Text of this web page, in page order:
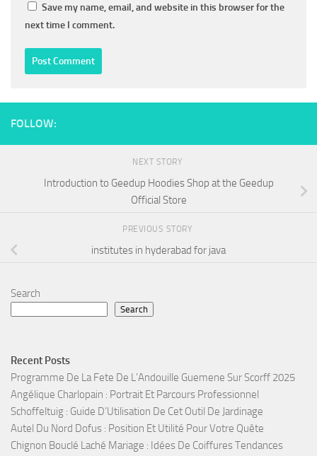
Save my name, email, and website in this browser for the
next time I comment.
FOLLOW:
NEXT STORY
Introduction to Geedup Hoodies Shop at the Geedup
Official Store
PREVIOUS STORY
institutes in hyderabad for java
Search
Search
Recent Posts
Programme De La Fete De L’Andouille Guemene Sur Scorff 2025
Angélique Charlopain : Portrait Et Parcours Professionnel
Schoffeltuig : Guide D’Utilisation De Cet Outil De Jardinage
Autel Du Nord Dofus : Position Et Utilité Pour Votre Quête
Chignon Bouclé Laché Mariage : Idées De Coiffures Tendances